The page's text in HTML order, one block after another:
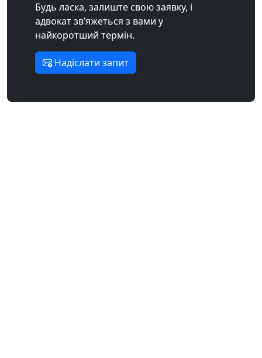
Будь ласка, залиште свою заявку, і
адвокат зв’яжеться з вами у
найкоротший термін.
Надіслати запит